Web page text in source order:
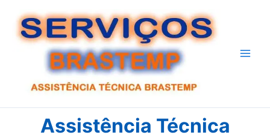
para
Assistência Técnica